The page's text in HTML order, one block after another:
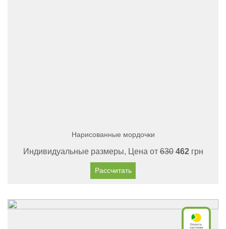
Нарисованные мордочки
Индивидуальные размеры, Цена от630 462грн
Рассчитать